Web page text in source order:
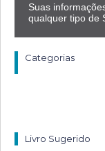
Suas
qualquer tipo de
Categorias
Livro Sugerido